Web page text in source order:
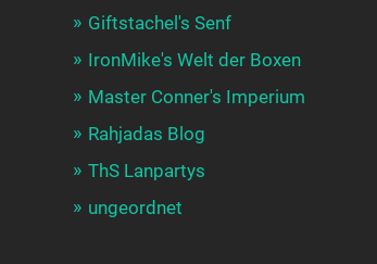
Giftstachel's Senf
IronMike's Welt der Boxen
Master Conner's Imperium
Rahjadas Blog
ThS Lanpartys
ungeordnet